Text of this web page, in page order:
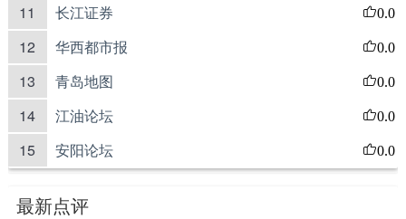
11 长江证券 0.0
12 华西都市报 0.0
13 青岛地图 0.0
14 江油论坛 0.0
15 安阳论坛 0.0
最新点评